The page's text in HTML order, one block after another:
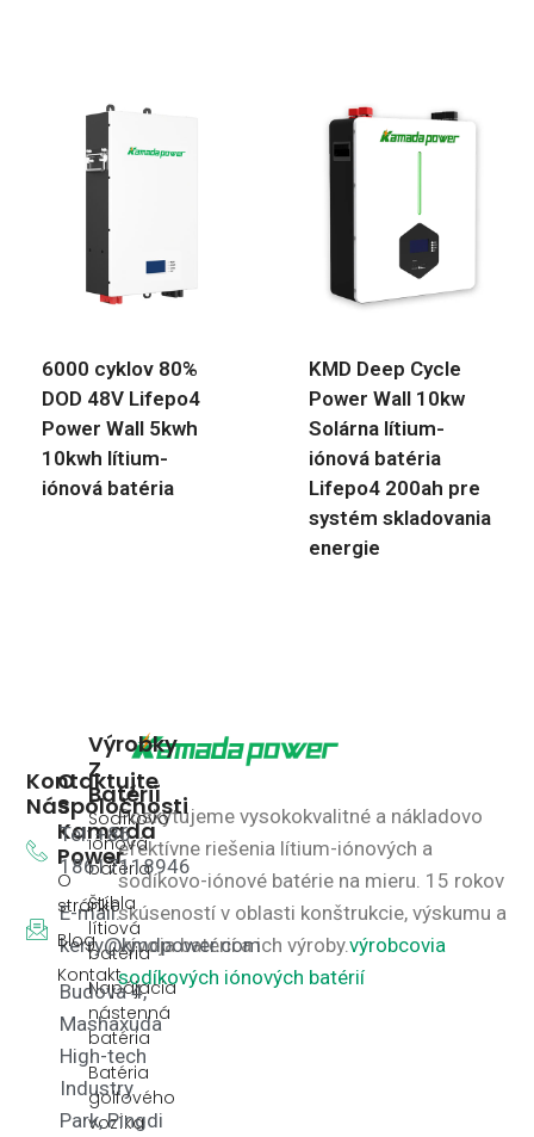
6000 cyklov 80%
DOD 48V Lifepo4
Power Wall 5kwh
10kwh lítium-
iónová batéria
KMD Deep Cycle
Power Wall 10kw
Solárna lítium-
iónová batéria
Lifepo4 200ah pre
systém skladovania
energie
Poskytujeme vysokokvalitné a nákladovo
efektívne riešenia lítium-iónových a
sodíkovo-iónové batérie na mieru. 15 rokov
skúseností v oblasti konštrukcie, výskumu a
vývoja batérií a ich výroby.výrobcovia
sodíkových iónových batérií
Výrobky
Z
Batérií
Sodíkovo
iónová
batéria
Štíhla
lítiová
batéria
Napájacia
nástenná
batéria
Batéria
golfového
vozíka
O
Spoločnosti
Kamada
Power
O
stránke
Blog
Kontakt
Kontaktujte
Nás
Tel: +86
18617118946
E-mail:
kerry@kmdpower.com
Budova 4,
Mashaxuda
High-tech
Industry
Park, Pingdi